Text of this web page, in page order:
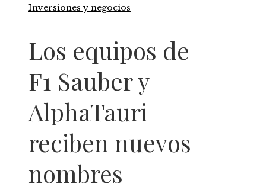
Inversiones y negocios
Los equipos de
F1 Sauber y
AlphaTauri
reciben nuevos
nombres